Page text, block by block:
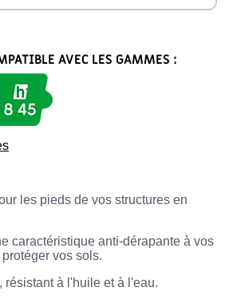
AVEC LES GAMMES :
les pieds de vos structures en
caractéristique anti-dérapante à vos
vos sols.
résistant à l'huile et à l'eau.